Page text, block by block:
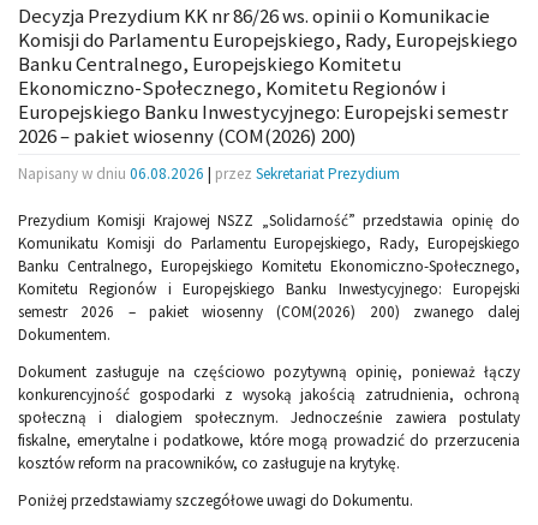
Decyzja Prezydium KK nr 86/26 ws. opinii o Komunikacie
Komisji do Parlamentu Europejskiego, Rady, Europejskiego
Banku Centralnego, Europejskiego Komitetu
Ekonomiczno-Społecznego, Komitetu Regionów i
Europejskiego Banku Inwestycyjnego: Europejski semestr
2026 – pakiet wiosenny (COM(2026) 200)
Napisany w dniu 06.08.2026 | przez Sekretariat Prezydium
Prezydium Komisji Krajowej NSZZ „Solidarność” przedstawia opinię do
Komunikatu Komisji do Parlamentu Europejskiego, Rady, Europejskiego
Banku Centralnego, Europejskiego Komitetu Ekonomiczno-Społecznego,
Komitetu Regionów i Europejskiego Banku Inwestycyjnego: Europejski
semestr 2026 – pakiet wiosenny (COM(2026) 200) zwanego dalej
Dokumentem.
Dokument zasługuje na częściowo pozytywną opinię, ponieważ łączy
konkurencyjność gospodarki z wysoką jakością zatrudnienia, ochroną
społeczną i dialogiem społecznym. Jednocześnie zawiera postulaty
fiskalne, emerytalne i podatkowe, które mogą prowadzić do przerzucenia
kosztów reform na pracowników, co zasługuje na krytykę.
Poniżej przedstawiamy szczegółowe uwagi do Dokumentu.